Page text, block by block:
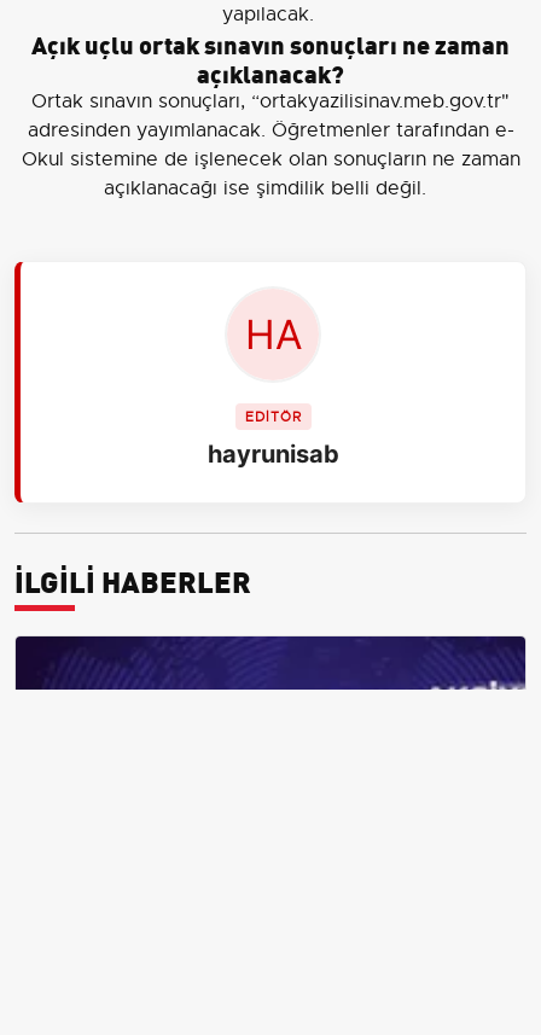
yapılacak.
Açık uçlu ortak sınavın sonuçları ne zaman
açıklanacak?
Ortak sınavın sonuçları, “ortakyazilisinav.meb.gov.tr"
adresinden yayımlanacak. Öğretmenler tarafından e-
Okul sistemine de işlenecek olan sonuçların ne zaman
açıklanacağı ise şimdilik belli değil.
EDİTÖR
hayrunisab
İLGİLİ HABERLER